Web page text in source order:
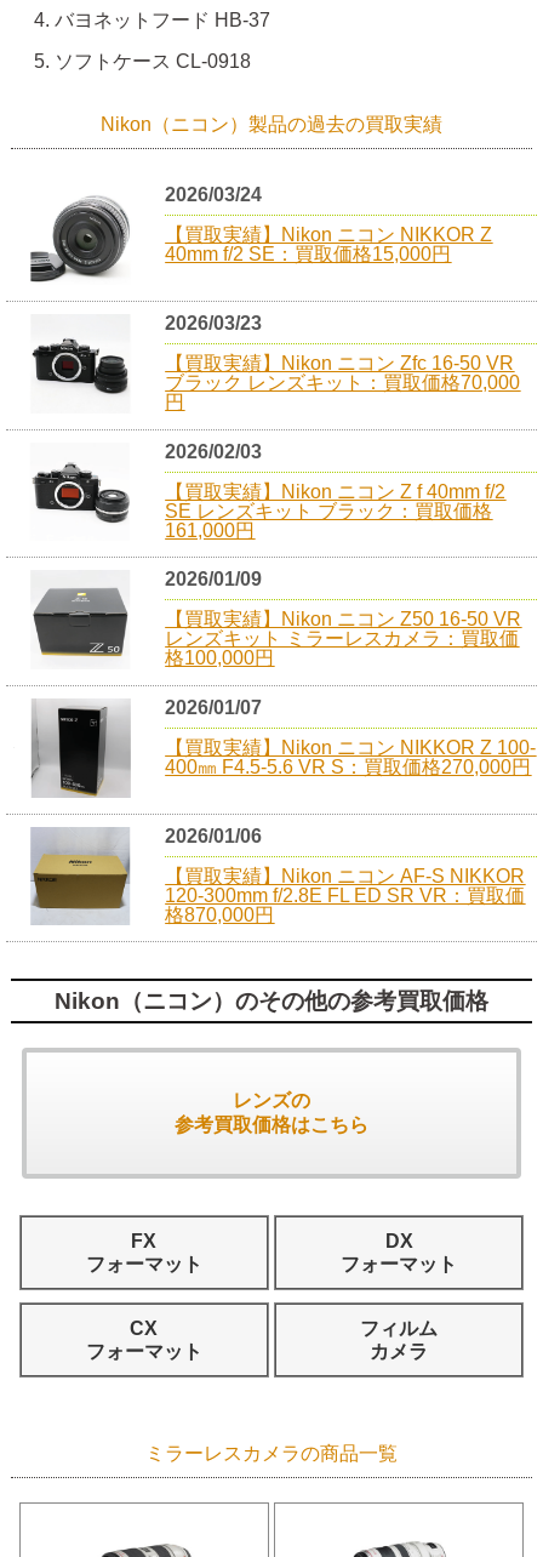
バヨネットフード HB-37
ソフトケース CL-0918
Nikon（ニコン）製品の過去の買取実績
2026/03/24
【買取実績】Nikon ニコン NIKKOR Z
40mm f/2 SE：買取価格15,000円
2026/03/23
【買取実績】Nikon ニコン Zfc 16-50 VR
ブラック レンズキット：買取価格70,000
円
2026/02/03
【買取実績】Nikon ニコン Z f 40mm f/2
SE レンズキット ブラック：買取価格
161,000円
2026/01/09
【買取実績】Nikon ニコン Z50 16-50 VR
レンズキット ミラーレスカメラ：買取価
格100,000円
2026/01/07
【買取実績】Nikon ニコン NIKKOR Z 100-
400㎜ F4.5-5.6 VR S：買取価格270,000円
2026/01/06
【買取実績】Nikon ニコン AF-S NIKKOR
120-300mm f/2.8E FL ED SR VR：買取価
格870,000円
Nikon（ニコン）のその他の参考買取価格
レンズの
参考買取価格はこちら
FX
フォーマット
DX
フォーマット
CX
フォーマット
フィルム
カメラ
ミラーレスカメラの商品一覧